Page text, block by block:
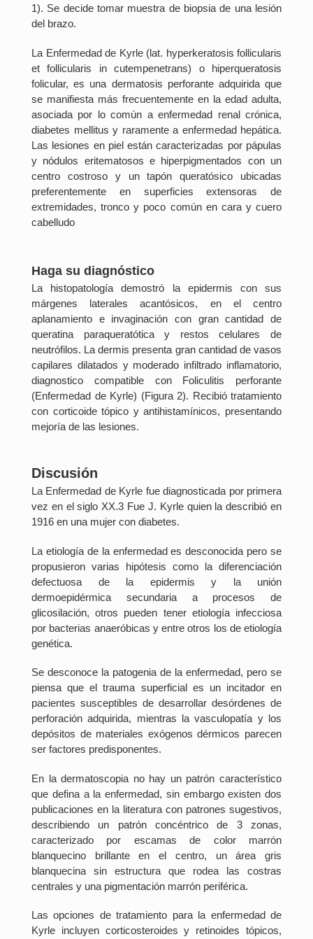
1). Se decide tomar muestra de biopsia de una lesión
del brazo.
La Enfermedad de Kyrle (lat. hyperkeratosis follicularis
et follicularis in cutempenetrans) o hiperqueratosis
folicular, es una dermatosis perforante adquirida que
se manifiesta más frecuentemente en la edad adulta,
asociada por lo común a enfermedad renal crónica,
diabetes mellitus y raramente a enfermedad hepática.
Las lesiones en piel están caracterizadas por pápulas
y nódulos eritematosos e hiperpigmentados con un
centro costroso y un tapón queratósico ubicadas
preferentemente en superficies extensoras de
extremidades, tronco y poco común en cara y cuero
cabelludo
Haga su diagnóstico
La histopatología demostró la epidermis con sus
márgenes laterales acantósicos, en el centro
aplanamiento e invaginación con gran cantidad de
queratina paraqueratótica y restos celulares de
neutrófilos. La dermis presenta gran cantidad de vasos
capilares dilatados y moderado infiltrado inflamatorio,
diagnostico compatible con Foliculitis perforante
(Enfermedad de Kyrle) (Figura 2). Recibió tratamiento
con corticoide tópico y antihistamínicos, presentando
mejoría de las lesiones.
Discusión
La Enfermedad de Kyrle fue diagnosticada por primera
vez en el siglo XX.3 Fue J. Kyrle quien la describió en
1916 en una mujer con diabetes.
La etiología de la enfermedad es desconocida pero se
propusieron varias hipótesis como la diferenciación
defectuosa de la epidermis y la unión
dermoepidérmica secundaria a procesos de
glicosilación, otros pueden tener etiología infecciosa
por bacterias anaeróbicas y entre otros los de etiología
genética.
Se desconoce la patogenia de la enfermedad, pero se
piensa que el trauma superficial es un incitador en
pacientes susceptibles de desarrollar desórdenes de
perforación adquirida, mientras la vasculopatía y los
depósitos de materiales exógenos dérmicos parecen
ser factores predisponentes.
En la dermatoscopia no hay un patrón característico
que defina a la enfermedad, sin embargo existen dos
publicaciones en la literatura con patrones sugestivos,
describiendo un patrón concéntrico de 3 zonas,
caracterizado por escamas de color marrón
blanquecino brillante en el centro, un área gris
blanquecina sin estructura que rodea las costras
centrales y una pigmentación marrón periférica.
Las opciones de tratamiento para la enfermedad de
Kyrle incluyen corticosteroides y retinoides tópicos,